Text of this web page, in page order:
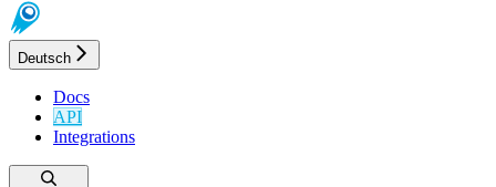
Deutsch
Docs
API
Integrations